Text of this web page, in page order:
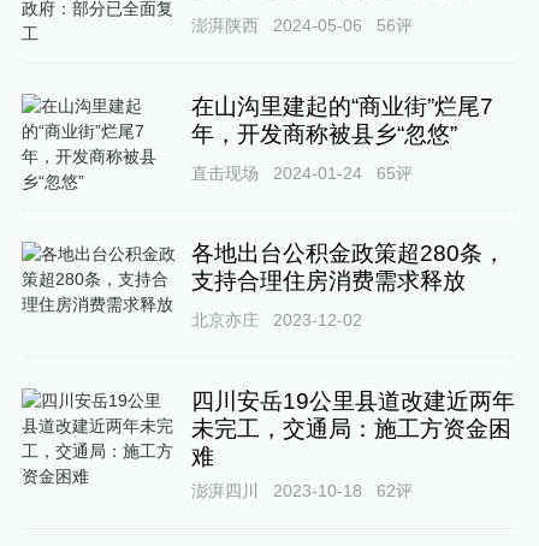
澎湃陕西 2024-05-06 56评
在山沟里建起的“商业街”烂尾7
年，开发商称被县乡“忽悠”
直击现场 2024-01-24 65评
各地出台公积金政策超280条，
支持合理住房消费需求释放
北京亦庄 2023-12-02
四川安岳19公里县道改建近两年
未完工，交通局：施工方资金困
难
澎湃四川 2023-10-18 62评